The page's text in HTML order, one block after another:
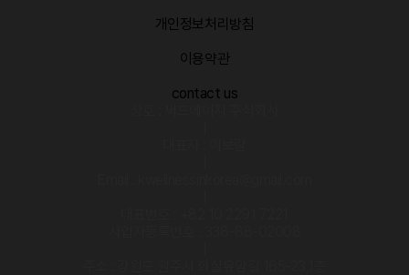
개인정보처리방침
이용약관
contact us